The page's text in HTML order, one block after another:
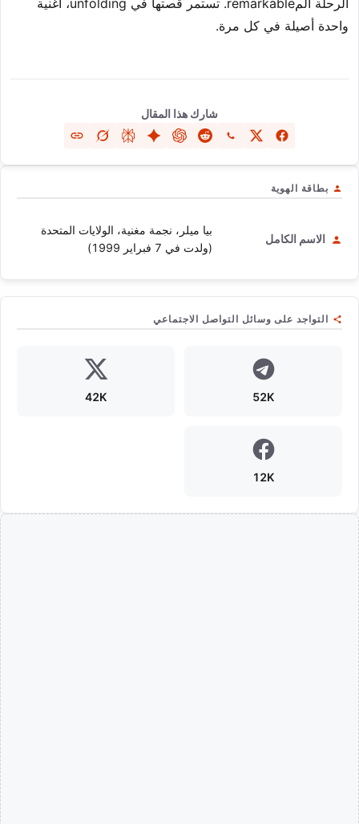
الرحلة المremarkable. تستمر قصتها في unfolding، أغنية
واحدة أصيلة في كل مرة.
شارك هذا المقال
بطاقة الهوية
الاسم الكامل
بيا ميلر، نجمة مغنية، الولايات المتحدة
(ولدت في 7 فبراير 1999)
التواجد على وسائل التواصل الاجتماعي
52K
42K
12K